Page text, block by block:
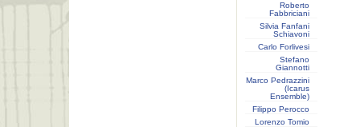
Roberto
Fabbriciani
Silvia Fanfani
Schiavoni
Carlo Forlivesi
Stefano
Giannotti
Marco Pedrazzini
(Icarus
Ensemble)
Filippo Perocco
Lorenzo Tomio